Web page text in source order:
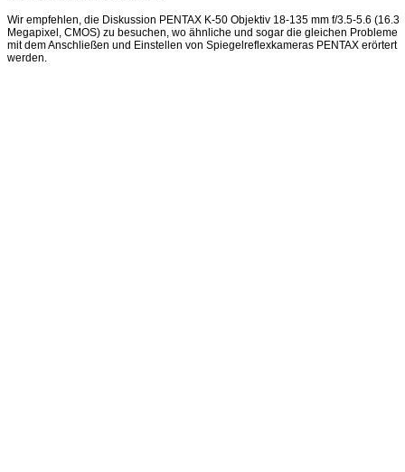
Wir empfehlen, die Diskussion PENTAX K-50 Objektiv 18-135 mm f/3.5-5.6 (16.3
Megapixel, CMOS) zu besuchen, wo ähnliche und sogar die gleichen Probleme
mit dem Anschließen und Einstellen von Spiegelreflexkameras PENTAX erörtert
werden.